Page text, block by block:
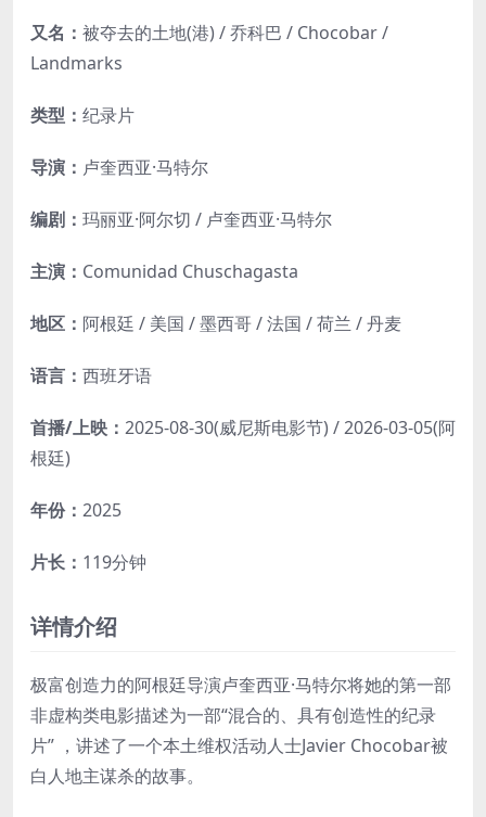
又名： 被夺去的土地(港) / 乔科巴 / Chocobar‎ /
Landmarks
类型： 纪录片
导演： 卢奎西亚·马特尔
编剧： 玛丽亚·阿尔切 / 卢奎西亚·马特尔
主演： Comunidad Chuschagasta
地区： 阿根廷 / 美国 / 墨西哥 / 法国 / 荷兰 / 丹麦
语言： 西班牙语
首播/上映： 2025-08-30(威尼斯电影节) / 2026-03-05(阿
根廷)
年份： 2025
片长： 119分钟
详情介绍
极富创造力的阿根廷导演卢奎西亚·马特尔将她的第一部
非虚构类电影描述为一部“混合的、具有创造性的纪录
片” ，讲述了一个本土维权活动人士Javier Chocobar被
白人地主谋杀的故事。